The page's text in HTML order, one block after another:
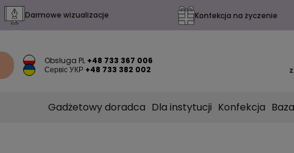
Darmowe wizualizacje Konfekcja na życzenie
Obsługa PL +48 733 367 006
Сервіс УКР +48 733 382 002
Gadżetowy doradca Dla instytucji Konfekcja